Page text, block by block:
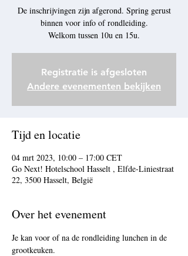
De inschrijvingen zijn afgerond. Spring gerust
binnen voor info of rondleiding.
Welkom tussen 10u en 15u.
Registratie is afgesloten
Andere evenementen bekijken
Tijd en locatie
04 mrt 2023, 10:00 – 17:00 CET
Go Next! Hotelschool Hasselt , Elfde-Liniestraat
22, 3500 Hasselt, België
Over het evenement
Je kan voor of na de rondleiding lunchen in de
grootkeuken.